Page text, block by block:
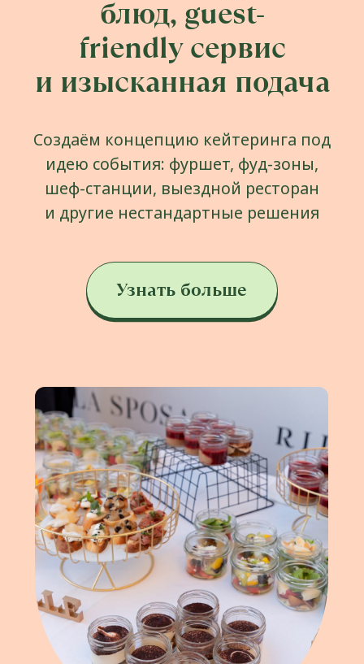
его украшение и программу —
просто расскажите нам о ваших
мечтах и доверьтесь.
Не нужно придумывать меню
знает, как превратить
праздник в настоящую сказку,
которая останется в памяти
надолго.
Профессиональная команда
продюсеров и аниматоров